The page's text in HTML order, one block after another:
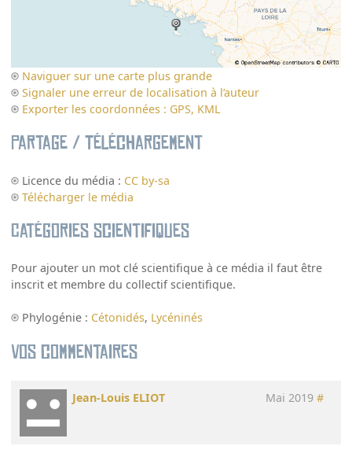
Naviguer sur une carte plus grande
Signaler une erreur de localisation à l’auteur
Exporter les coordonnées : GPS, KML
Partage / Téléchargement
Licence du média : CC by-sa
Télécharger le média
Catégories scientifiques
Pour ajouter un mot clé scientifique à ce média il faut être
inscrit et membre du collectif scientifique.
Phylogénie : Cétonidés, Lycéninés
Vos commentaires
Jean-Louis ELIOT Mai 2019 #